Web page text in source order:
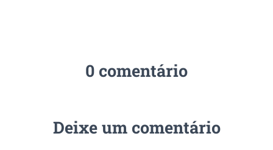
0 comentário
Deixe um comentário